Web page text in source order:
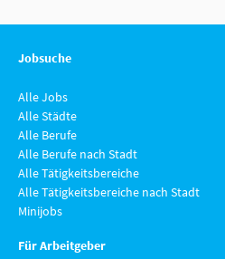
Jobsuche
Alle Jobs
Alle Städte
Alle Berufe
Alle Berufe nach Stadt
Alle Tätigkeitsbereiche
Alle Tätigkeitsbereiche nach Stadt
Minijobs
Für Arbeitgeber